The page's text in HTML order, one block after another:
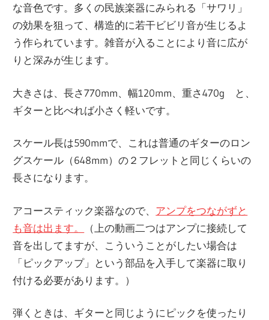
な音色です。多くの民族楽器にみられる「サワリ」
の効果を狙って、構造的に若干ビビリ音が生じるよ
う作られています。雑音が入ることにより音に広が
りと深みが生じます。
大きさは、長さ770mm、幅120mm、重さ470g と、
ギターと比べれば小さく軽いです。
スケール長は590mmで、これは普通のギターのロン
グスケール（648mm）の２フレットと同じくらいの
長さになります。
アコースティック楽器なので、 アンプをつながずと
も音は出ます。
（上の動画二つはアンプに接続して
音を出してますが、こういうことがしたい場合は
「ピックアップ」という部品を入手して楽器に取り
付ける必要があります。）
弾くときは、ギターと同じようにピックを使ったり